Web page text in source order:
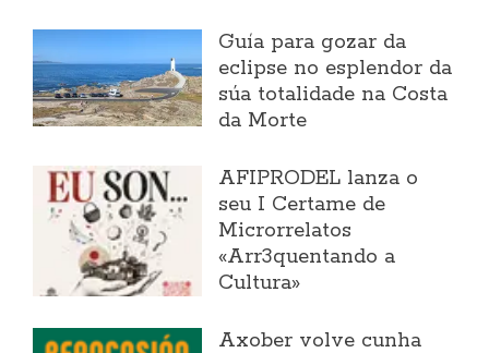
Guía para gozar da
eclipse no esplendor da
súa totalidade na Costa
da Morte
AFIPRODEL lanza o
seu I Certame de
Microrrelatos
«Arr3quentando a
Cultura»
Axober volve cunha